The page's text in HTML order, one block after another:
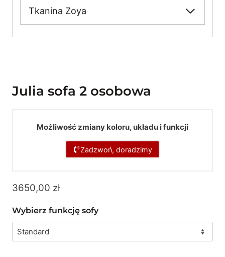
Tkanina Zoya
Julia sofa 2 osobowa
Możliwość zmiany koloru, układu i funkcji
Zadzwoń, doradzimy
3650,00 zł
Wybierz funkcję sofy